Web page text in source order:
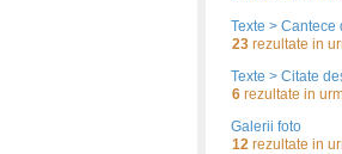
Texte > Cantece
23 rezultate in
Texte > Citate
6 rezultate in
Galerii foto
12 rezultate in